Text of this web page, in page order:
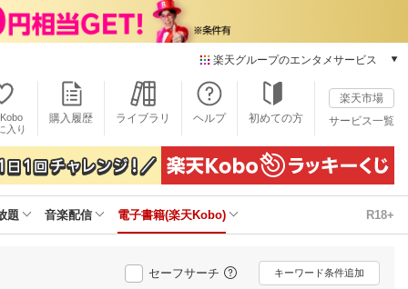
楽天グループのエンタメサービス
本/ゲーム/CD/DVD
楽天ブックス
電子書籍
楽天Kobo
雑誌読み放題
楽天ミュージック
動画配信
楽天TV
入り
購入履歴 ライブラリ ヘルプ 初めての方
楽天市場
サービス一覧
題 音楽配信 電子書籍(楽天Kobo) R18+
セーフサーチ キーワード条件追加